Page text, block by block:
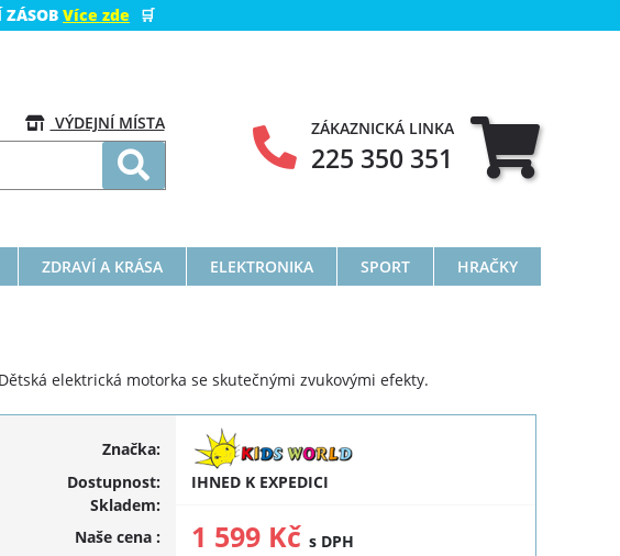
ZÁSOB Více zde 🛒
VÝDEJNÍ MÍSTA ZÁKAZNICKÁ LINKA
225 350 351
ZDRAVÍ A KRÁSA ELEKTRONIKA SPORT HRAČKY
Dětská elektrická motorka se skutečnými zvukovými efekty.
Značka:
Dostupnost:
IHNED K EXPEDICI
Skladem:
Naše cena: 1 599 Kčs DPH